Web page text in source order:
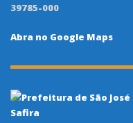
39785-000
Abra no Google Maps